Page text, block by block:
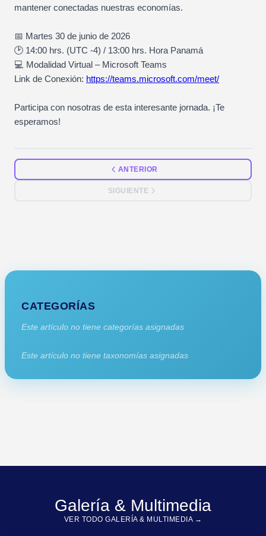
mantener conectadas nuestras economías.
📅 Martes 30 de junio de 2026
🕑 14:00 hrs. (UTC -4) / 13:00 hrs. Hora Panamá
💻 Modalidad Virtual – Microsoft Teams
Link de Conexión: https://teams.microsoft.com/meet/
Participa con nosotras de esta interesante jornada. ¡Te
esperamos!
ANTERIOR
SIGUIENTE
CATEGORÍAS
Este artículo no tiene categorías asignadas
Este artículo no tiene taxonomías asignadas
Galería & Multimedia
VER TODO GALERÍA & MULTIMEDIA →